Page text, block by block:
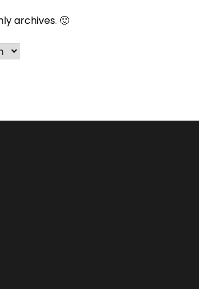
archives. 🙂